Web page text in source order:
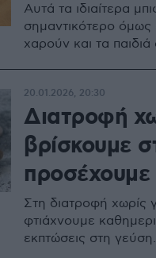
Αυτά τα ιδιαίτερα
σημαντικότερο όμως
χαρούν και τα
Διατροφή
βρίσκουμε
προσέχουμε
Στη διατροφή χωρίς
φτιάχνουμε
εκπτώσεις στη γεύση.
20.01.2026, 20:30